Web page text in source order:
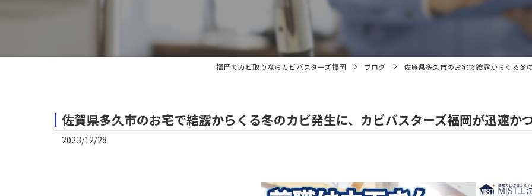
福岡でカビ取りならカビバスターズ福岡 ブログ 佐賀県多久市のお宅で結露からくる冬
佐賀県多久市のお宅で結露からくる冬のカビ発生に、カビバスターズ福岡が迅速か
2023/12/28